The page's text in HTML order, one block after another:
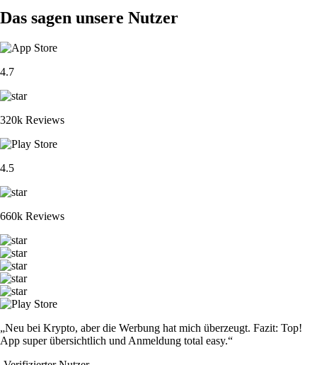
Das sagen unsere Nutzer
4.7
320k Reviews
4.5
660k Reviews
„Neu bei Krypto, aber die Werbung hat mich überzeugt. Fazit: Top!
App super übersichtlich und Anmeldung total easy.“